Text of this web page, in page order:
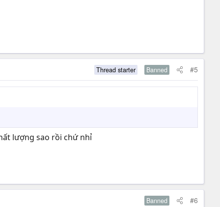
Thread starter Banned #5
lượng sao rồi chứ nhỉ
Banned #6